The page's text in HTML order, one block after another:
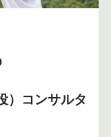
）コンサルタ